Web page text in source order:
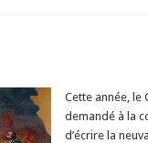
Cette année, le
demandé à la
d’écrire la